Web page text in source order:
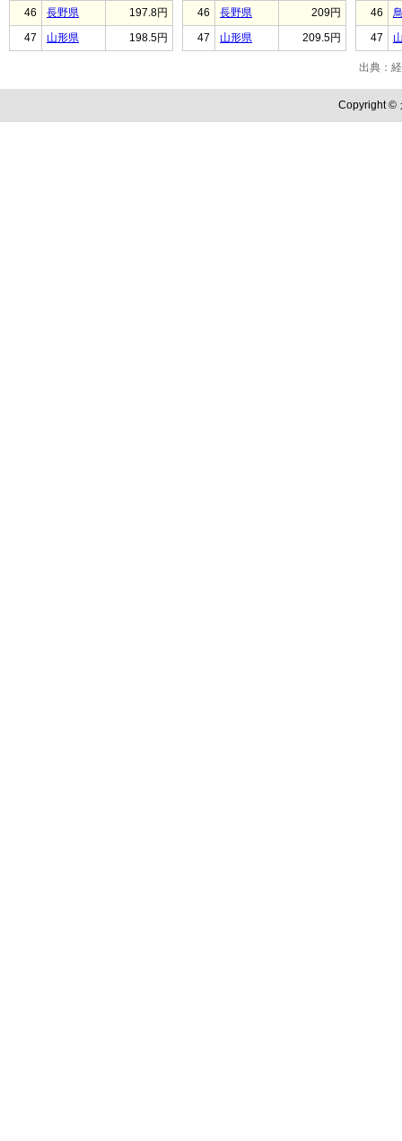
46 長野県
197.8円
47
山形県 198.5円
46 長野県
209円
47
山形県 209.5円
46
47
出典：
Copyright ©